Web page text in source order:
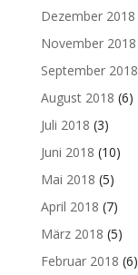
Dezember 2018
November 2018
September 2018
August 2018 (6)
Juli 2018 (3)
Juni 2018 (10)
Mai 2018 (5)
April 2018 (7)
März 2018 (5)
Februar 2018 (6)